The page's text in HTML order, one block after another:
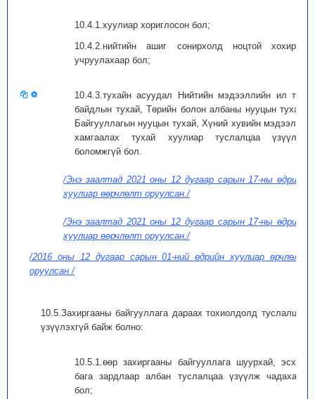
10.4.1.хуулиар хориглосон бол;
10.4.2.нийтийн ашиг сонирхолд ноцтой хохирол
учруулахаар бол;
10.4.3.тухайн асуудал Нийтийн мэдээллийн ил тод
байдлын тухай, Төрийн болон албаны нууцын тухай,
Байгууллагын нууцын тухай, Хүний хувийн мэдээлэл
хамгаалах тухай хуулиар туслалцаа үзүүлэх
боломжгүй бол.
/Энэ заалтад 2021 оны 12 дугаар сарын 17-ны өдрийн
хуулиар өөрчлөлт оруулсан./
/Энэ заалтад 2021 оны 12 дугаар сарын 17-ны өдрийн
хуулиар өөрчлөлт оруулсан./
/2016 оны 12 дугаар сарын 01-ний өдрийн хуулиар өрчлөлт
оруулсан /
10.5.Захиргааны байгууллага дараах тохиолдолд туслалцаа
үзүүлэхгүй байж болно:
10.5.1.өөр захиргааны байгууллага шуурхай, эсхүл
бага зардлаар албан туслалцаа үзүүлж чадахаар
бол;